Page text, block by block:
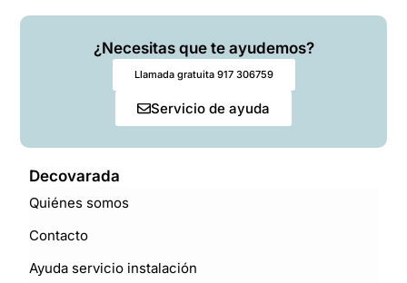
¿Necesitas que te ayudemos?
Llamada gratuita 917 306759
Servicio de ayuda
Decovarada
Quiénes somos
Contacto
Ayuda servicio instalación